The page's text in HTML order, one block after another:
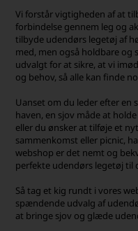
Vi forstår vigtigheden af at
forbindelse gennem leg og
tilbyde udendørs legetøj af
med, men også holdbare og
udvalgt for at sikre, at vi
og behov, så alle kan finde
Uanset om du leder efter
haven, en sjov måde at
eller du ønsker at tilføje et
sammenkomst eller picnic,
webshop er det nemt og
perfekte udendørs legetøj til
Så tag et kig rundt i vores
spændende udvalg af
at bringe sjov og glæde